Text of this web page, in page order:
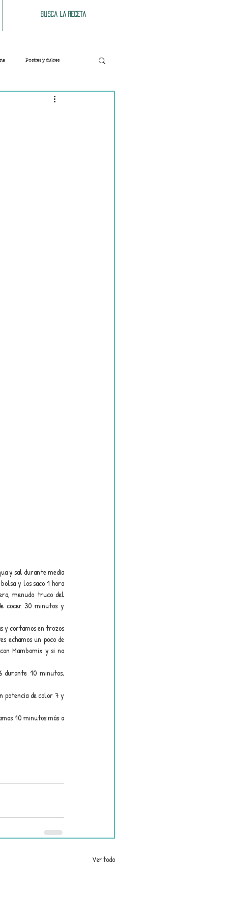
Busca la receta
Postres y dulces
Bebidas
y sal durante media
y los saco 1 hora
menudo truco del
cocer 30 minutos y
y cortamos en trozos
echamos un poco de
Mambomix y si no
durante 10 minutos,
potencia de calor 7 y
10 minutos más a
Ver todo